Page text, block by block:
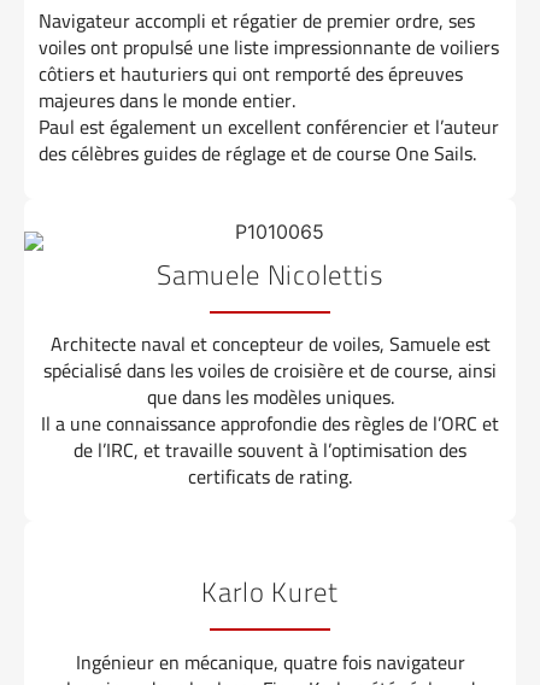
Navigateur accompli et régatier de premier ordre, ses
voiles ont propulsé une liste impressionnante de voiliers
côtiers et hauturiers qui ont remporté des épreuves
majeures dans le monde entier.
Paul est également un excellent conférencier et l’auteur
des célèbres guides de réglage et de course One Sails.
Samuele Nicolettis
Architecte naval et concepteur de voiles, Samuele est
spécialisé dans les voiles de croisière et de course, ainsi
que dans les modèles uniques.
Il a une connaissance approfondie des règles de l’ORC et
de l’IRC, et travaille souvent à l’optimisation des
certificats de rating.
Karlo Kuret
Ingénieur en mécanique, quatre fois navigateur